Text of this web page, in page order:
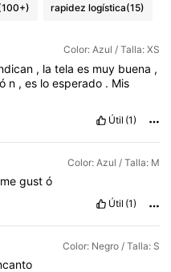
rapidez logística(15)
Color: Azul / Talla: XS
, la tela es muy buena ,
ó n ,es loesperado . Mis
Útil (1)
Color: Azul / Talla: M
me gust ó
Útil (1)
Color: Negro / Talla: S